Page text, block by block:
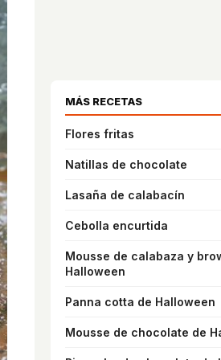
MÁS RECETAS
Flores fritas
Natillas de chocolate
Lasaña de calabacín
Cebolla encurtida
Mousse de calabaza y
Halloween
Panna cotta de Halloween
Mousse de chocolate de